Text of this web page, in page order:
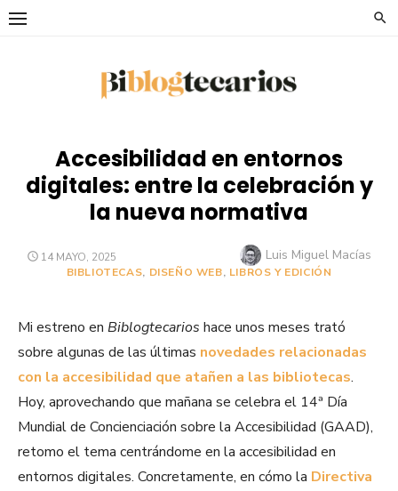
Saltar
Accesibilidad en entornos
digitales: entre la celebración y
la nueva normativa
PUBLICADO
14 MAYO, 2025 Autor
Luis Miguel Macías
BIBLIOTECAS, DISEÑO WEB, LIBROS Y EDICIÓN
Mi estreno en Biblogtecarios hace unos meses trató
sobre algunas de las últimas novedades relacionadas
con la accesibilidad que atañen a las bibliotecas.
Hoy, aprovechando que mañana se celebra el 14ª Día
Mundial de Concienciación sobre la Accesibilidad (GAAD),
retomo el tema centrándome en la accesibilidad en
entornos digitales. Concretamente, en cómo la Directiva